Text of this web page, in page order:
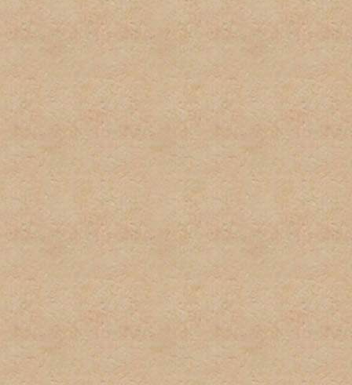
5. El spam no será
con el propósito de
7. Se tratará de poner
deberá tomar el tiempo
descripciones de los
puestos en las áreas
preguntas, asi como los